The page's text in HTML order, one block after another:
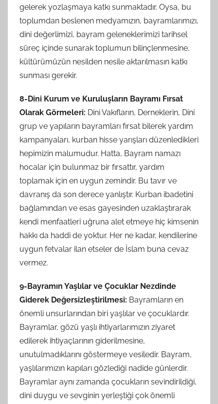
gelerek yozlaşmaya katkı sunmaktadır. Oysa, bu
toplumdan beslenen medyamızın, bayramlarımızı,
dini değerlimizi, bayram geleneklerimizi tarihsel
süreç içinde sunarak toplumun bilinçlenmesine,
kültürümüzün nesilden nesile aktarılmasın katkı
sunması gerekir.
8-Dini Kurum ve Kuruluşların Bayramı Fırsat
Olarak Görmeleri: Dini Vakıfların, Derneklerin, Dini
grup ve yapıların bayramları fırsat bilerek yardım
kampanyaları, kurban hisse yarışları düzenledikleri
hepimizin malumudur. Hatta, Bayram namazı
hocalar için bulunmaz bir fırsattır, yardım
toplamak için en uygun zemindir. Bu tavır ve
davranış da son derece yanlıştır. Kurban ibadetini
bağlamından ve esas gayesinden uzaklaştırarak
kendi menfaatleri uğruna alet etmeye hiç kimsenin
hakkı da haddi de yoktur. Her ne kadar, kendilerine
uygun fetvalar ilan etseler de İslam buna cevaz
vermez.
9-Bayramın Yaşlılar ve Çocuklar Nezdinde
Giderek Değersizleştirilmesi: Bayramların en
önemli unsurlarından biri yaşlılar ve çocuklardır.
Bayramlar, gözü yaşlı ihtiyarlarımızın ziyaret
edilerek ihtiyaçlarının giderilmesine,
unutulmadıklarını göstermeye vesiledir. Bayram,
yaşlılarımızın kapıları gözlediği nadide günlerdir.
Bayramlar aynı zamanda çocukların sevindirildiği,
dini duygu ve sevginin yerleştiği çok önemli